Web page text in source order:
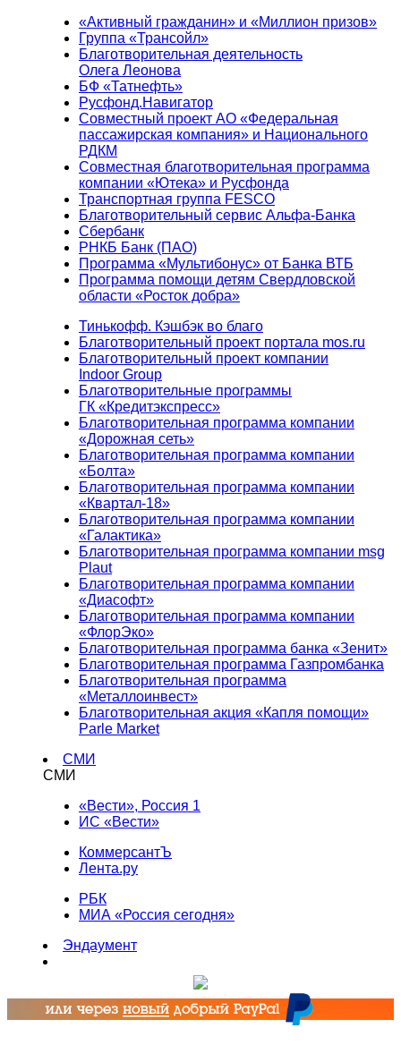
«Активный гражданин» и «Миллион призов»
Группа «Трансойл»
Благотворительная деятельность
Олега Леонова
БФ «Татнефть»
Русфонд.Навигатор
Совместный проект АО «Федеральная
пассажирская компания» и Национального
РДКМ
Совместная благотворительная программа
компании «Ютека» и Русфонда
Транспортная группа FESCO
Благотворительный сервис Альфа-Банка
Сбербанк
РНКБ Банк (ПАО)
Программа «Мультибонус» от Банка ВТБ
Программа помощи детям Свердловской
области «Росток добра»
Тинькофф. Кэшбэк во благо
Благотворительный проект портала mos.ru
Благотворительный проект компании
Indoor Group
Благотворительные программы
ГК «Кредитэкспресс»
Благотворительная программа компании
«Дорожная сеть»
Благотворительная программа компании
«Болта»
Благотворительная программа компании
«Квартал-18»
Благотворительная программа компании
«Галактика»
Благотворительная программа компании msg
Plaut
Благотворительная программа компании
«Диасофт»
Благотворительная программа компании
«ФлорЭко»
Благотворительная программа банка «Зенит»
Благотворительная программа Газпромбанка
Благотворительная программа
«Металлоинвест»
Благотворительная акция «Капля помощи»
Parle Market
СМИ
СМИ
«Вести», Россия 1
ИС «Вести»
КоммерсантЪ
Лента.ру
РБК
МИА «Россия сегодня»
Эндаумент